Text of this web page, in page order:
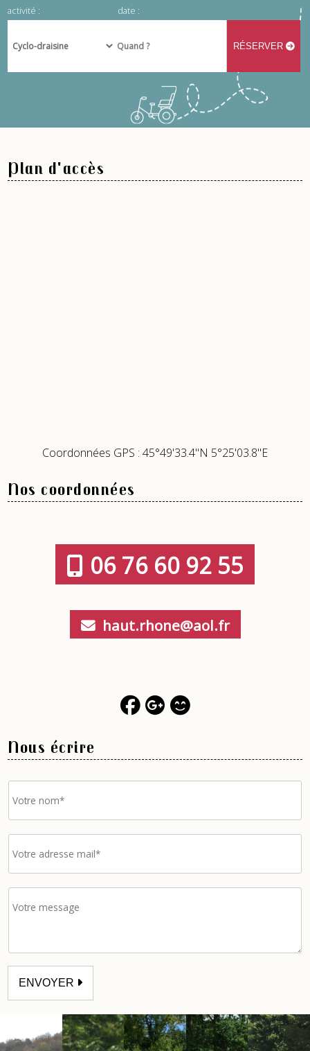
activité :
date :
RÉSERVER
Plan d'accès
Coordonnées GPS : 45°49'33.4"N 5°25'03.8"E
Nos coordonnées
06 76 60 92 55
haut.rhone@aol.fr
Nous écrire
ENVOYER